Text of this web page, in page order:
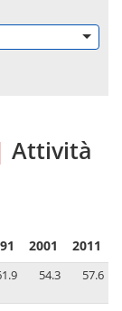
Attività
2001 2011
54.3 57.6